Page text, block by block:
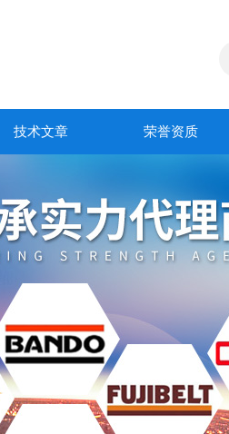
技术文章 荣誉资质